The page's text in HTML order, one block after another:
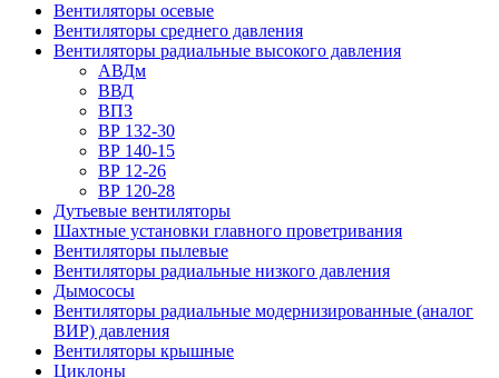
Вентиляторы осевые
Вентиляторы среднего давления
Вентиляторы радиальные высокого давления
АВДм
ВВД
ВПЗ
ВР 132-30
ВР 140-15
ВР 12-26
ВР 120-28
Дутьевые вентиляторы
Шахтные установки главного проветривания
Вентиляторы пылевые
Вентиляторы радиальные низкого давления
Дымососы
Вентиляторы радиальные модернизированные (аналог
ВИР) давления
Вентиляторы крышные
Циклоны